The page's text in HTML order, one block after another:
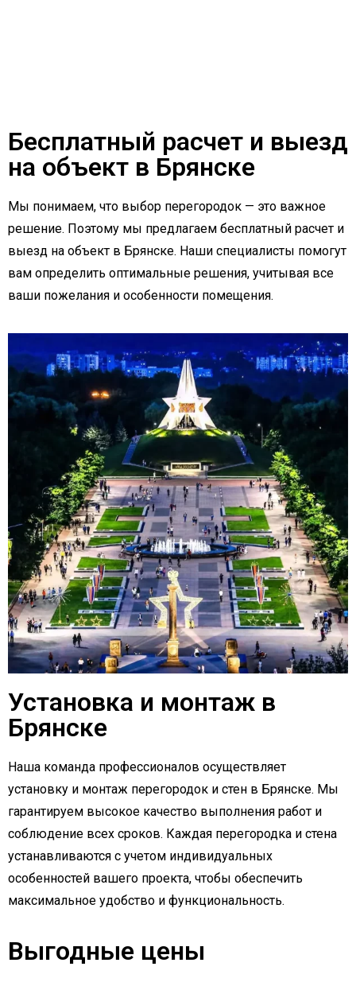
Бесплатный расчет и выезд
на объект в Брянске
Мы понимаем, что выбор перегородок — это важное
решение. Поэтому мы предлагаем бесплатный расчет и
выезд на объект в Брянске. Наши специалисты помогут
вам определить оптимальные решения, учитывая все
ваши пожелания и особенности помещения.
Установка и монтаж в
Брянске
Наша команда профессионалов осуществляет
установку и монтаж перегородок и стен в Брянске. Мы
гарантируем высокое качество выполнения работ и
соблюдение всех сроков. Каждая перегородка и стена
устанавливаются с учетом индивидуальных
особенностей вашего проекта, чтобы обеспечить
максимальное удобство и функциональность.
Выгодные цены